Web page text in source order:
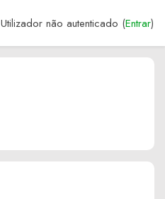
Utilizador não autenticado (Entrar)